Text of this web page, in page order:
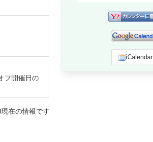
フ開催日の
現在の情報です
iCalendar